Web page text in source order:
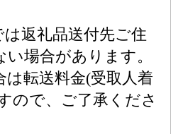
は返礼品送付先ご住
場合があります。
は転送料金(受取人着
ので、ご了承くださ